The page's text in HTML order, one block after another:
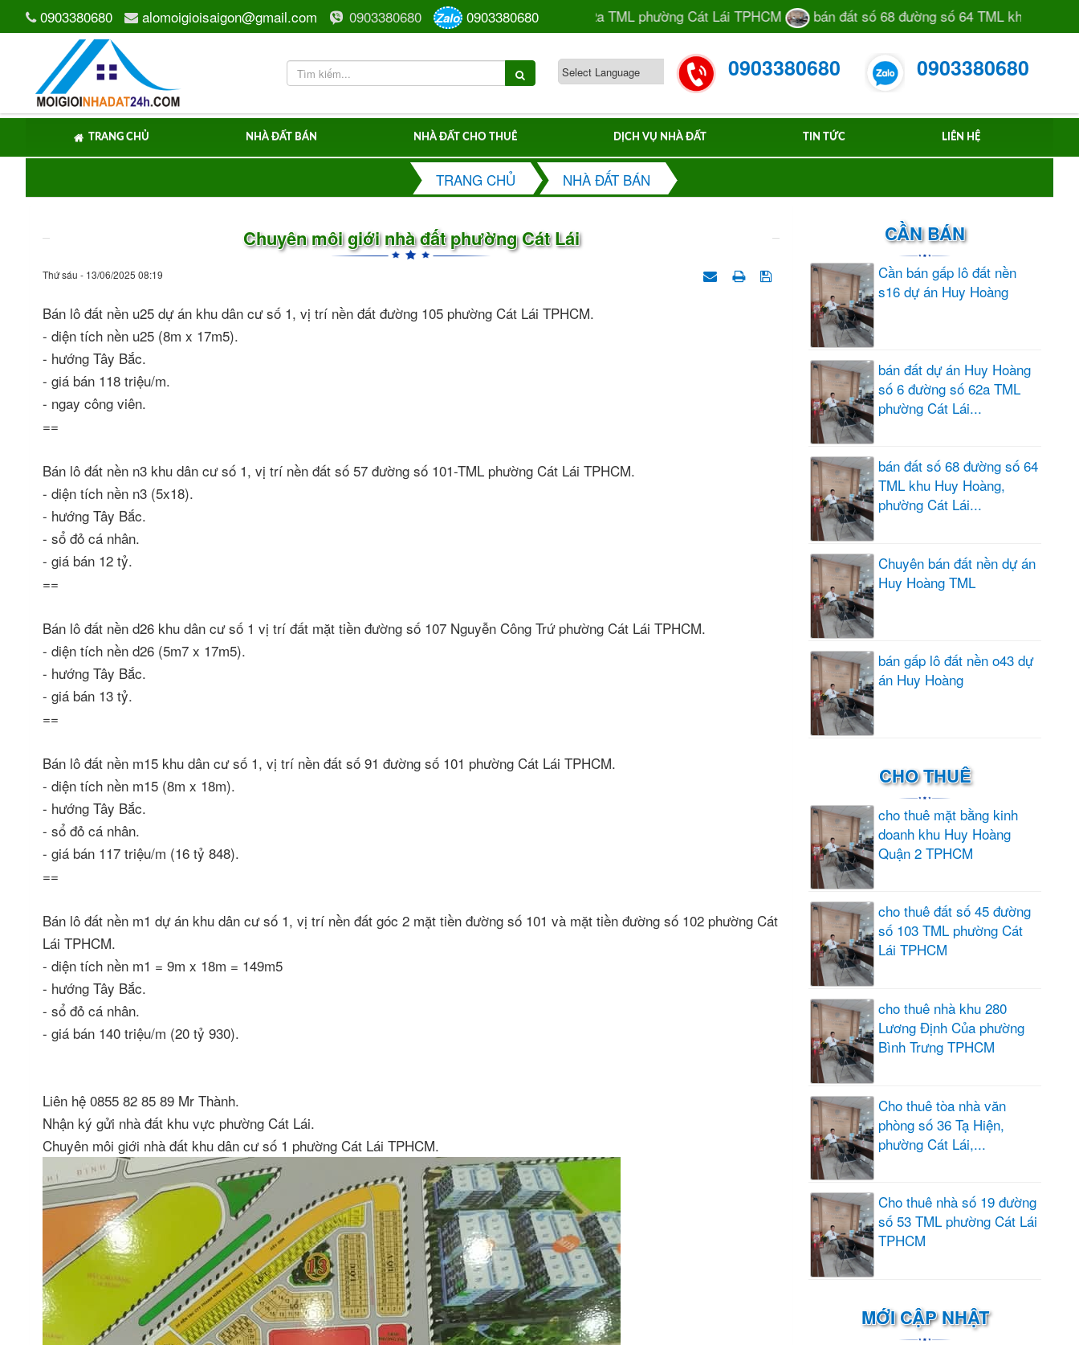
0903380680 alomoigioisaigon@gmail.com 0903380680 Zalo 0903380680
bán gấp lô đất nền s16 dự án Huy Hoàng bán đất dự án Huy Hoàng số 6 đường số 62a TML phường Cát Lái TPHCM bán đất số 68 đường số 64 TML khu Huy Hoàng,
0903380680 0903380680
TRANG CHỦ NHÀ ĐẤT BÁN NHÀ ĐẤT CHO THUÊ DỊCH VỤ NHÀ ĐẤT TIN TỨC LIÊN HỆ
TRANG CHỦ NHÀ ĐẤT BÁN
Chuyên môi giới nhà đất phường Cát Lái
Thứ sáu - 13/06/2025 08:19
Bán lô đất nền u25 dự án khu dân cư số 1, vị trí nền đất đường 105 phường Cát Lái TPHCM.
- diện tích nền u25 (8m x 17m5).
- hướng Tây Bắc.
- giá bán 118 triệu/m.
- ngay công viên.
==
Bán lô đất nền n3 khu dân cư số 1, vị trí nền đất số 57 đường số 101-TML phường Cát Lái TPHCM.
- diện tích nền n3 (5x18).
- hướng Tây Bắc.
- sổ đỏ cá nhân.
- giá bán 12 tỷ.
==
Bán lô đất nền d26 khu dân cư số 1 vị trí đất mặt tiền đường số 107 Nguyễn Công Trứ phường Cát Lái TPHCM.
- diện tích nền d26 (5m7 x 17m5).
- hướng Tây Bắc.
- giá bán 13 tỷ.
==
Bán lô đất nền m15 khu dân cư số 1, vị trí nền đất số 91 đường số 101 phường Cát Lái TPHCM.
- diện tích nền m15 (8m x 18m).
- hướng Tây Bắc.
- sổ đỏ cá nhân.
- giá bán 117 triệu/m (16 tỷ 848).
==
Bán lô đất nền m1 dự án khu dân cư số 1, vị trí nền đất góc 2 mặt tiền đường số 101 và mặt tiền đường số 102 phường Cát
Lái TPHCM.
- diện tích nền m1 = 9m x 18m = 149m5
- hướng Tây Bắc.
- sổ đỏ cá nhân.
- giá bán 140 triệu/m (20 tỷ 930).
Liên hệ 0855 82 85 89 Mr Thành.
Nhận ký gửi nhà đất khu vực phường Cát Lái.
Chuyên môi giới nhà đất khu dân cư số 1 phường Cát Lái TPHCM.
CẦN BÁN
Cần bán gấp lô đất nền
s16 dự án Huy Hoàng
bán đất dự án Huy Hoàng
số 6 đường số 62a TML
phường Cát Lái...
bán đất số 68 đường số 64
TML khu Huy Hoàng,
phường Cát Lái...
Chuyên bán đất nền dự án
Huy Hoàng TML
bán gấp lô đất nền o43 dự
án Huy Hoàng
CHO THUÊ
cho thuê mặt bằng kinh
doanh khu Huy Hoàng
Quận 2 TPHCM
cho thuê đất số 45 đường
số 103 TML phường Cát
Lái TPHCM
cho thuê nhà khu 280
Lương Định Của phường
Bình Trưng TPHCM
Cho thuê tòa nhà văn
phòng số 36 Tạ Hiện,
phường Cát Lái,...
Cho thuê nhà số 19 đường
số 53 TML phường Cát Lái
TPHCM
MỚI CẬP NHẬT